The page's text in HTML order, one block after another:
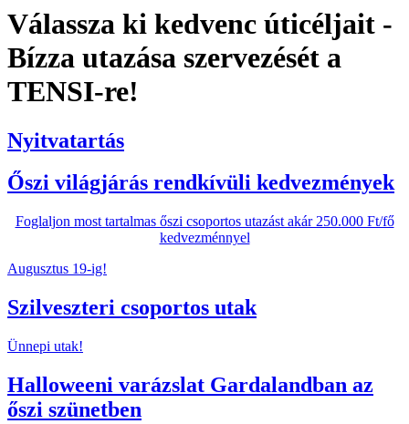
Válassza ki kedvenc úticéljait -
Bízza utazása szervezését a
TENSI-re!
Nyitvatartás
Őszi világjárás rendkívüli kedvezmények
Foglaljon most tartalmas őszi csoportos utazást akár 250.000 Ft/fő
kedvezménnyel
Augusztus 19-ig!
Szilveszteri csoportos utak
Ünnepi utak!
Halloweeni varázslat Gardalandban az
őszi szünetben